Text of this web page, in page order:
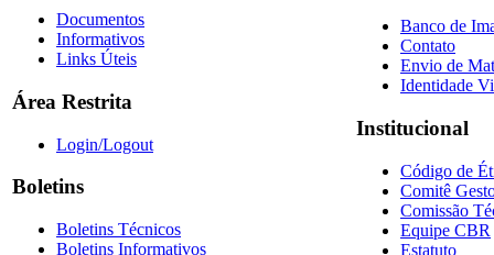
Documentos
Informativos
Links Úteis
Área Restrita
Login/Logout
Boletins
Boletins Técnicos
Boletins Informativos
Banco de
Contato
Envio de
Identidade
Institucional
Código de
Comitê
Comissão
Equipe CBR
Estatuto